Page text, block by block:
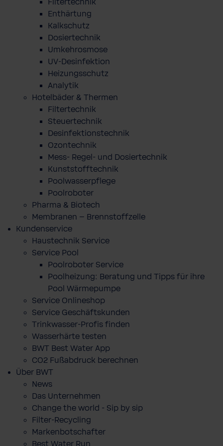
Filtertechnik
Enthärtung
Kalkschutz
Dosiertechnik
Umkehrosmose
UV-Desinfektion
Heizungsschutz
Analytik
Hotelbäder & Thermen
Filtertechnik
Steuertechnik
Desinfektionstechnik
Ozontechnik
Mess- Regel- und Dosiertechnik
Kunststofftechnik
Poolwasserpflege
Poolroboter
Pharma & Biotech
Membranen – Brennstoffzelle
Kundenservice
Haustechnik Service
Service Pool
Poolroboter Service
Poolheizung: Beratung und Tipps für ihre
Pool Wärmepumpe
Service Onlineshop
Service Geschäftskunden
Trinkwasser-Profis finden
Wasserhärte testen
BWT Best Water App
CO2 Fußabdruck berechnen
Über BWT
News
Das Unternehmen
Change the world - Sip by sip
Filter-Recycling
Markenbotschafter
Best Water Run